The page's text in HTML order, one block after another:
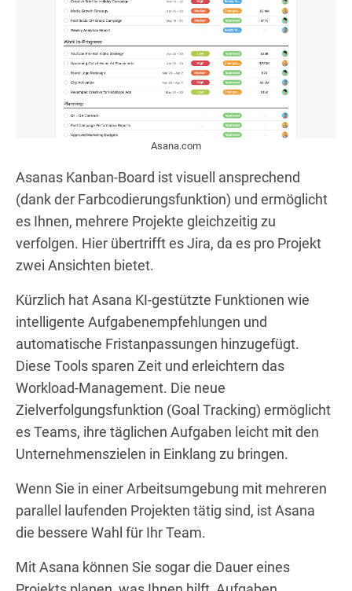
Asana.com
Asanas Kanban-Board ist visuell ansprechend
(dank der Farbcodierungsfunktion) und ermöglicht
es Ihnen, mehrere Projekte gleichzeitig zu
verfolgen. Hier übertrifft es Jira, da es pro Projekt
zwei Ansichten bietet.
Kürzlich hat Asana KI-gestützte Funktionen wie
intelligente Aufgabenempfehlungen und
automatische Fristanpassungen hinzugefügt.
Diese Tools sparen Zeit und erleichtern das
Workload-Management. Die neue
Zielverfolgungsfunktion (Goal Tracking) ermöglicht
es Teams, ihre täglichen Aufgaben leicht mit den
Unternehmenszielen in Einklang zu bringen.
Wenn Sie in einer Arbeitsumgebung mit mehreren
parallel laufenden Projekten tätig sind, ist Asana
die bessere Wahl für Ihr Team.
Mit Asana können Sie sogar die Dauer eines